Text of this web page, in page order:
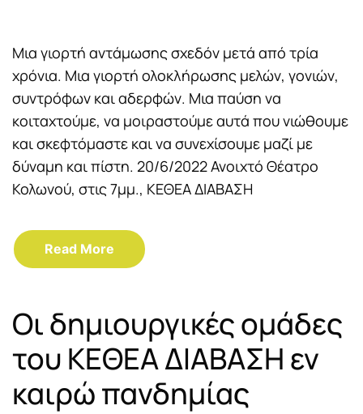
Μια γιορτή αντάμωσης σχεδόν μετά από τρία
χρόνια. Μια γιορτή ολοκλήρωσης μελών, γονιών,
συντρόφων και αδερφών. Μια παύση να
κοιταχτούμε, να μοιραστούμε αυτά που νιώθουμε
και σκεφτόμαστε και να συνεχίσουμε μαζί με
δύναμη και πίστη. 20/6/2022 Ανοιχτό Θέατρο
Κολωνού, στις 7μμ., ΚΕΘΕΑ ΔΙΑΒΑΣΗ
Read More
Οι δημιουργικές ομάδες
του ΚΕΘΕΑ ΔΙΑΒΑΣΗ εν
καιρώ πανδημίας